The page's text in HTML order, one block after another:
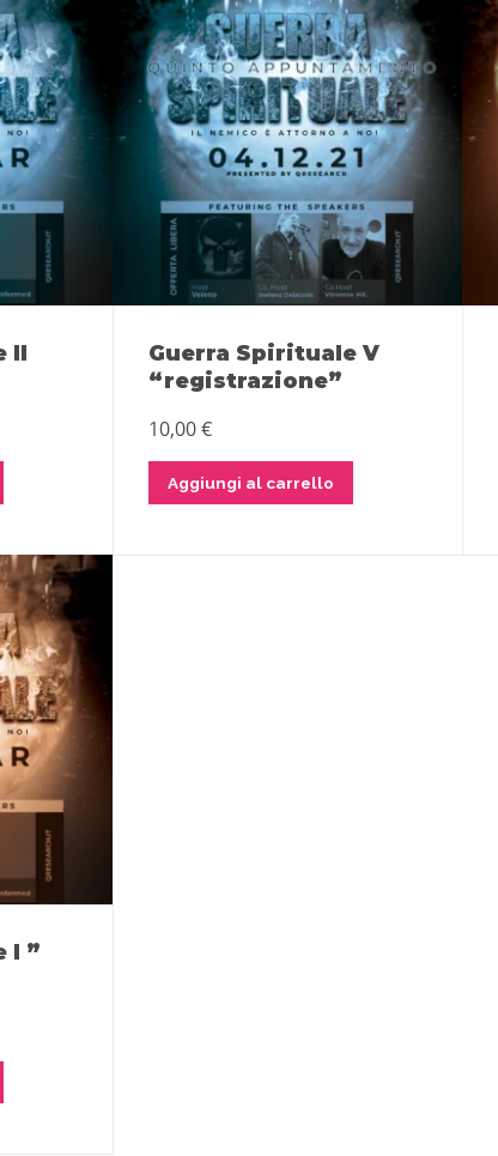
II
Guerra Spirituale V
“registrazione”
10,00€
Aggiungi al carrello
I ”